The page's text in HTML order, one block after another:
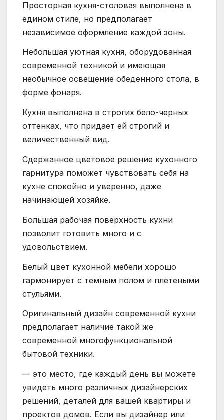
Просторная кухня-столовая выполнена в
едином стиле, но предполагает
независимое оформление каждой зоны.
Небольшая уютная кухня, оборудованная
современной техникой и имеющая
необычное освещение обеденного стола, в
форме фонаря.
Кухня выполнена в строгих бело-черных
оттенках, что придает ей строгий и
величественный вид.
Сдержанное цветовое решение кухонного
гарнитура поможет чувствовать себя на
кухне спокойно и уверенно, даже
начинающей хозяйке.
Большая рабочая поверхность кухни
позволит готовить много и с
удовольствием.
Белый цвет кухонной мебели хорошо
гармонирует с темным полом и плетеными
стульями.
Оригинальный дизайн современной кухни
предполагает наличие такой же
современной многофункциональной
бытовой техники.
— это место, где каждый день вы можете
увидеть много различных дизайнерских
решений, деталей для вашей квартиры и
проектов домов. Если вы дизайнер или